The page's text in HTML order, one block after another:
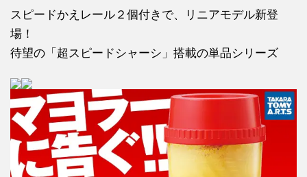
スピードかえレール２個付きで、リニアモデル新登
場！
待望の「超スピードシャーシ」搭載の単品シリーズ